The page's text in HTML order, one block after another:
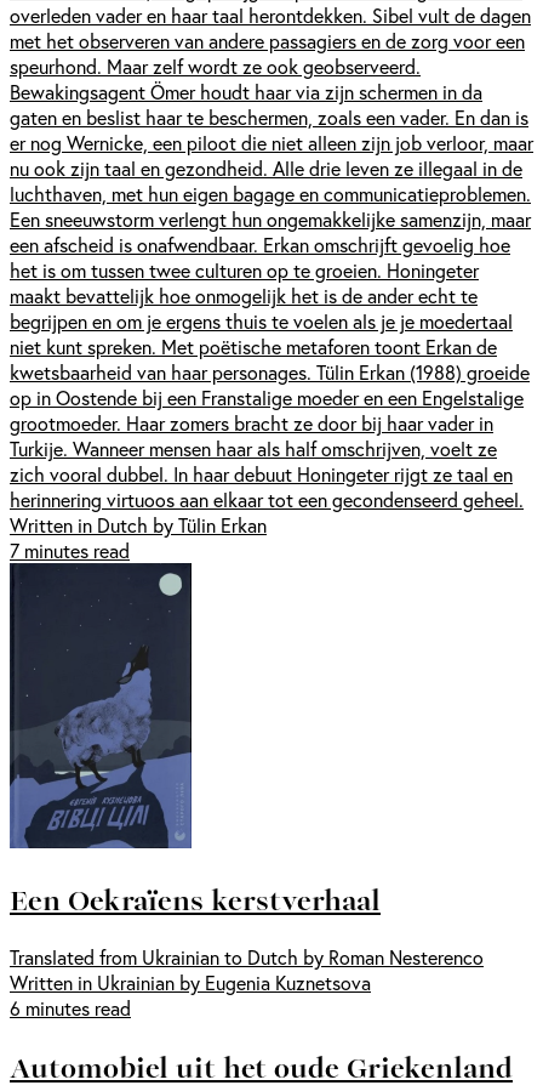
overleden vader en haar taal herontdekken. Sibel vult de dagen
met het observeren van andere passagiers en de zorg voor een
speurhond. Maar zelf wordt ze ook geobserveerd.
Bewakingsagent Ömer houdt haar via zijn schermen in da
gaten en beslist haar te beschermen, zoals een vader. En dan is
er nog Wernicke, een piloot die niet alleen zijn job verloor, maar
nu ook zijn taal en gezondheid. Alle drie leven ze illegaal in de
luchthaven, met hun eigen bagage en communicatieproblemen.
Een sneeuwstorm verlengt hun ongemakkelijke samenzijn, maar
een afscheid is onafwendbaar. Erkan omschrijft gevoelig hoe
het is om tussen twee culturen op te groeien. Honingeter
maakt bevattelijk hoe onmogelijk het is de ander echt te
begrijpen en om je ergens thuis te voelen als je je moedertaal
niet kunt spreken. Met poëtische metaforen toont Erkan de
kwetsbaarheid van haar personages. Tülin Erkan (1988) groeide
op in Oostende bij een Franstalige moeder en een Engelstalige
grootmoeder. Haar zomers bracht ze door bij haar vader in
Turkije. Wanneer mensen haar als half omschrijven, voelt ze
zich vooral dubbel. In haar debuut Honingeter rijgt ze taal en
herinnering virtuoos aan elkaar tot een gecondenseerd geheel.
Written in Dutch by Tülin Erkan
7 minutes read
Een Oekraïens kerstverhaal
Translated from Ukrainian to Dutch by Roman Nesterenco
Written in Ukrainian by Eugenia Kuznetsova
6 minutes read
Automobiel uit het oude Griekenland